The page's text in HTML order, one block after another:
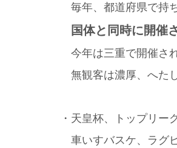
毎年、都道府県で持
国体と同時に開催
今年は三重で開催さ
無観客は濃厚、へた
・天皇杯、トップリー
車いすバスケ、ラグ